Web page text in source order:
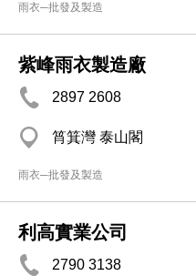
雨衣─批發及製造
紫峰雨衣製造廠
2897 2608
筲箕灣 泰山閣
雨衣─批發及製造
利高實業公司
2790 3138